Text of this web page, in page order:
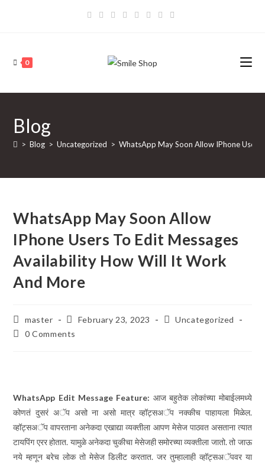
0
Blog
> Blog > Uncategorized > WhatsApp May Soon Allow IPhone
WhatsApp May Soon Allow
IPhone Users To Edit Messages
Availability How Will It Work
And More
Post
author:
master
Post
published:
February 23, 2023
PostUncategorized
Post0 Comments
WhatsApp Edit Message Feature: आज बहुतेक लोकांच्या मोबाईलमध्ये
कोणतं दुसरं अॅप असो ना असो मात्र व्हॉट्सअॅप नक्कीच पाहायला मिळेल.
व्हॉट्सअॅप वापरताना अनेकदा एखाद्या व्यक्तीला आपण मेसेज पाठवत असताना त्यात
टायपिंग एरर होतात. यामुळे अनेकदा चुकीचा मेसेजही समोरच्या व्यक्तीला जातो. तो जाऊ
नये म्हणून बरेच लोक तो मेसेज डिलीट करतात. जर तुम्हालाही व्हॉट्सअॅपवर या